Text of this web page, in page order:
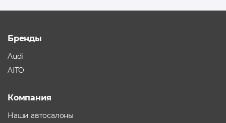
Бренды
Audi
AITO
Компания
Наши автосалоны